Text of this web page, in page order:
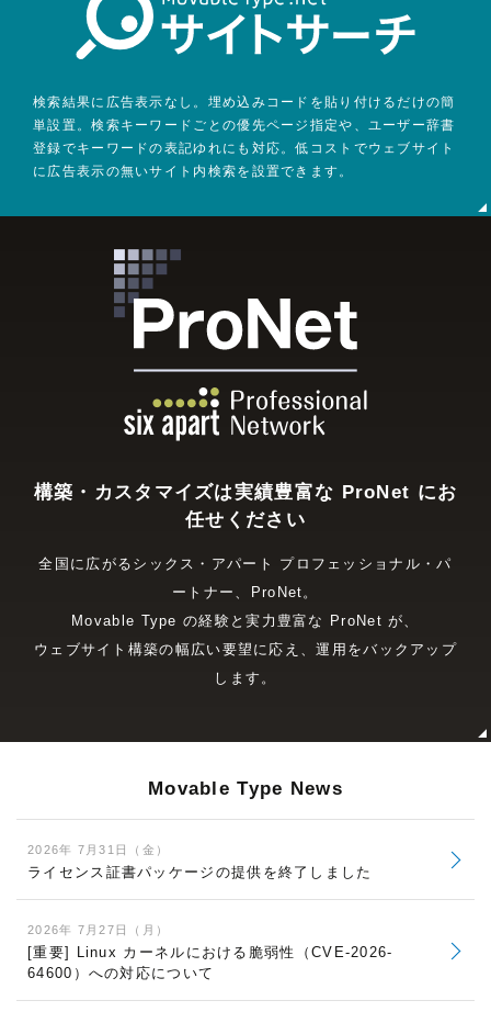
検索結果に広告表示なし。埋め込みコードを貼り付けるだけの簡
単設置。検索キーワードごとの優先ページ指定や、ユーザー辞書
登録でキーワードの表記ゆれにも対応。低コストでウェブサイト
に広告表示の無いサイト内検索を設置できます。
構築・カスタマイズは実績豊富な ProNet にお
任せください
全国に広がるシックス・アパート プロフェッショナル・パ
ートナー、ProNet。
Movable Type の経験と実力豊富な ProNet が、
ウェブサイト構築の幅広い要望に応え、運用をバックアップ
します。
Movable Type News
2026年 7月31日（金）
ライセンス証書パッケージの提供を終了しました
2026年 7月27日（月）
[重要] Linux カーネルにおける脆弱性（CVE-2026-
64600）への対応について